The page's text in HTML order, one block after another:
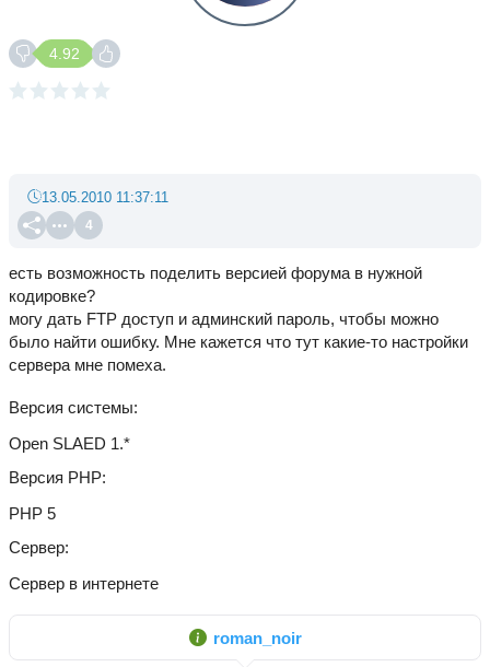
4.92
4
13.05.2010 11:37:11
есть возможность поделить версией форума в нужной
кодировке?
могу дать FTP доступ и админский пароль, чтобы можно
было найти ошибку. Мне кажется что тут какие-то настройки
сервера мне помеха.
Версия системы
Open SLAED 1.*
Версия PHP
PHP 5
Сервер
Сервер в интернете
roman_noir